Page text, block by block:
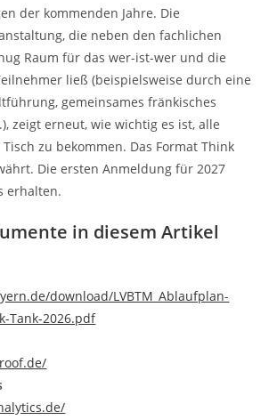
der kommenden Jahre. Die
die neben den fachlichen
Raum für das wer-ist-wer und die
ließ (beispielsweise durch eine
gemeinsames fränkisches
zeigt erneut, wie wichtig es ist, alle
zu bekommen. Das Format Think
Die ersten Anmeldung für 2027
erhalten.
in diesem Artikel
download/LVBTM_Ablaufplan-
Tank-2026.pdf